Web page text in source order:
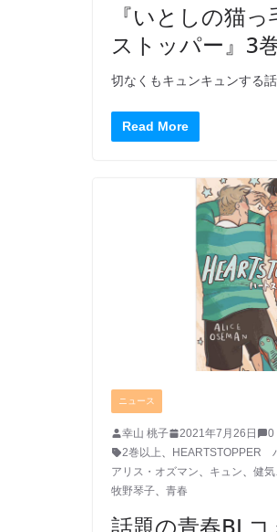
『いとしの猫
ストッパー』3
切なくもキュンキュンする
Read More
ニュース
幸山 桃子 2021年7月26日
0
2巻以上
HEARTSTOPPER
アリス・オズマン
キュン 健気
牧野琴子
青春
話題の青春BL